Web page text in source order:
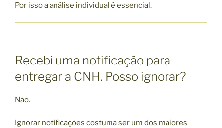
Por isso a análise individual é essencial.
Recebi uma notificação para
entregar a CNH. Posso ignorar?
Não.
Ignorar notificações costuma ser um dos maiores